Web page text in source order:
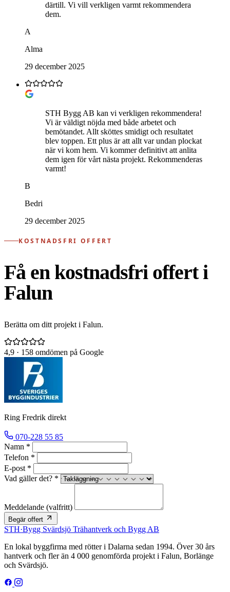
därtill. Vi vill verkligen varmt rekommendera
dem.
A
Alma
29 december 2025
STH Bygg AB kan vi verkligen rekommendera!
Vi är väldigt nöjda med både arbetet och
bemötandet. Allt sköttes smidigt och resultatet
blev toppen. Ett plus är att allt var undan plockat
när vi kom hem. Vi kommer definitivt att anlita
dem igen för vårt nästa projekt. Rekommenderas
varmt!
B
Bedri
29 december 2025
KOSTNADSFRI OFFERT
Få en kostnadsfri offert i
Falun
Berätta om ditt projekt i Falun.
4,9 · 158 omdömen på Google
Ring Fredrik direkt
070-228 55 85
Namn *
Telefon *
E-post *
Vad gäller det? *
Meddelande (valfritt)
Begär offert
STH·Bygg Svärdsjö Trähantverk och Bygg AB
En lokal byggfirma med rötter i Dalarna sedan 1994. Över 30 års
hantverk och fler än 4 000 genomförda projekt i Falun, Borlänge
och Svärdsjö.